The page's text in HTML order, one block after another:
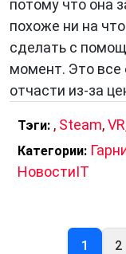
потому что она
похоже ни на
сделать с
момент. Это
отчасти из-за
Тэги: , Steam,VR
Категории:
НовостиIT
1 2